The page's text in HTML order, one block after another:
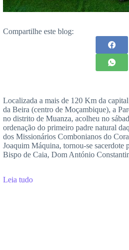
Compartilhe este blog:
Localizada a mais de 120 Km da
da Beira (centro de Moçambique), a
no distrito de Muanza, acolheu no
ordenação do primeiro padre natural
dos Missionários Combonianos do
Joaquim Máquina, tornou-se sacerdote
Bispo de Caia, Dom António
Leia tudo